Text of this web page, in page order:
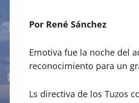
Por René Sánchez
Emotiva fue la noche del
reconocimiento para un
Ls directiva de los Tuzos